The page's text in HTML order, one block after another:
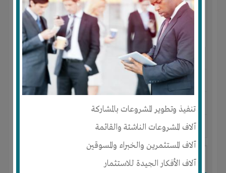
تنفيذ وتطوير المشروعات بالمشاركة
آلاف المشروعات الناشئة والقائمة
آلاف المستثمرين والخبراء والمسوقين
آلاف الأفكار الجيدة للاستثمار
النوع :محل أكسيسورات المحمول
العنوان :مصر- الجيزة
يحتاج إلي : رأس المال
آخر نشاط :منذ 4 سنوات عدد الاعضاء : 0 الأعضاء
تصدير الاعشاب الطبية الي الدول الافريقية